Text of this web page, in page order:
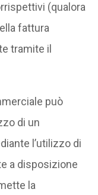
(qualora
fattura
tramite il
può
di un
l’utilizzo di
a disposizione
la